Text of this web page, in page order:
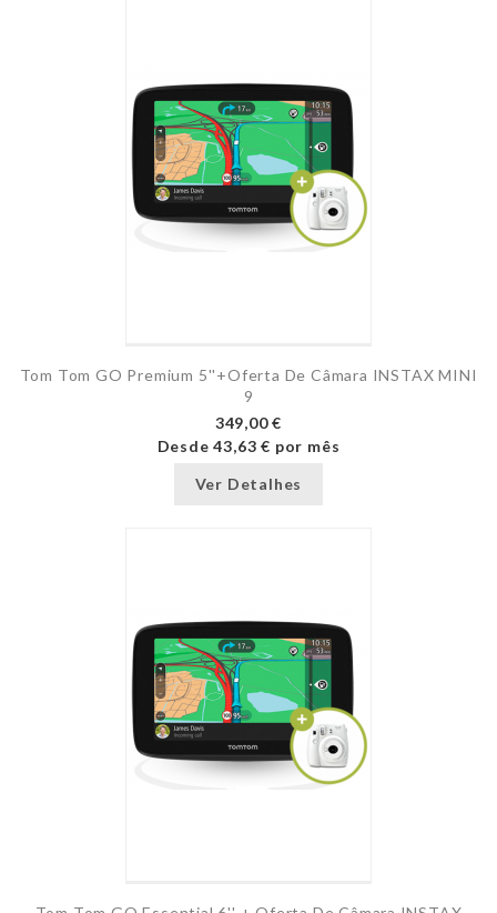
Tom Tom GO Premium 5''+Oferta De Câmara INSTAX MINI
9
349,00 €
Desde43,63 € por mês
Ver Detalhes